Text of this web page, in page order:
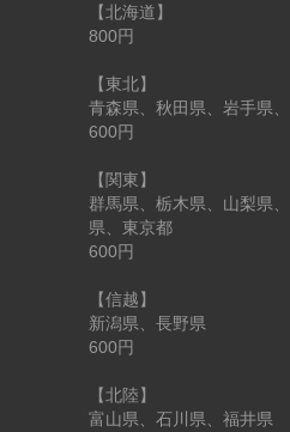
【北海道】
800円
【東北】
青森県、秋田県、岩手県
600円
【関東】
群馬県、栃木県、山梨県
県、東京都
600円
【信越】
新潟県、長野県
600円
【北陸】
富山県、石川県、福井県